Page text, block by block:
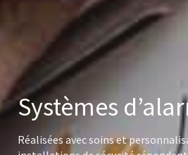
Dissuader ou contrôler est une